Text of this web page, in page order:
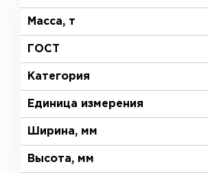
Масса, т
ГОСТ
Категория
Единица измерения
Ширина, мм
Высота, мм